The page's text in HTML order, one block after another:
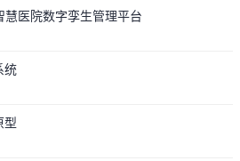
慧医院数字孪生管理平台
统
型